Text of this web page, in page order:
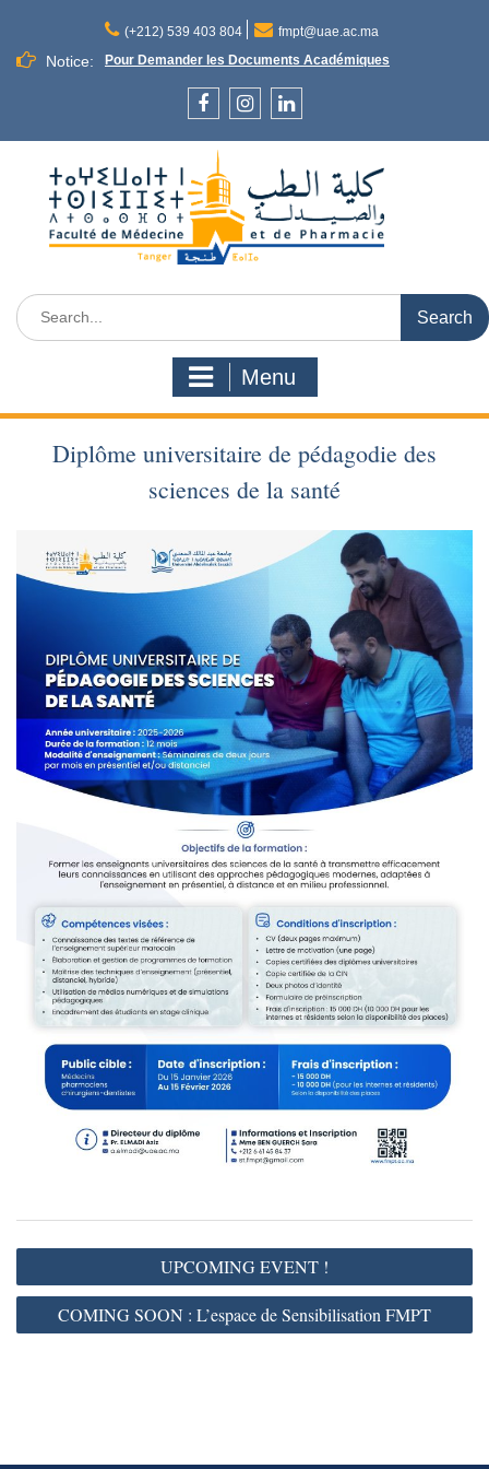
content
(+212) 539 403 804 fmpt@uae.ac.ma
Notice: Pour Demander les Documents Académiques
Search
for:
Menu
Diplôme universitaire de pédagodie des
sciences de la santé
Navigation
de
l’article
UPCOMING EVENT !
COMING SOON : L’espace de Sensibilisation FMPT